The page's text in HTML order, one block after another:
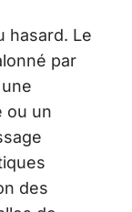
hasard. Le
par
ou un
des